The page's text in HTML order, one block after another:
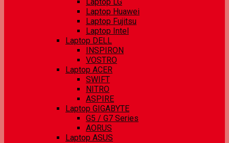
Laptop Huawei
Laptop Fujitsu
Laptop Intel
Laptop DELL
INSPIRON
VOSTRO
Laptop ACER
SWIFT
NITRO
ASPIRE
Laptop GIGABYTE
G5 / G7 Series
AORUS
Laptop ASUS